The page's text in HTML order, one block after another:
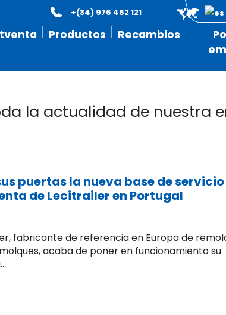
Productos Recambios
+(34) 976 462 121
la actualidad de nuestra
puertas la nueva base de servicio
de Lecitrailer en Portugal
fabricante de referencia en Europa de
acaba de poner en funcionamiento su